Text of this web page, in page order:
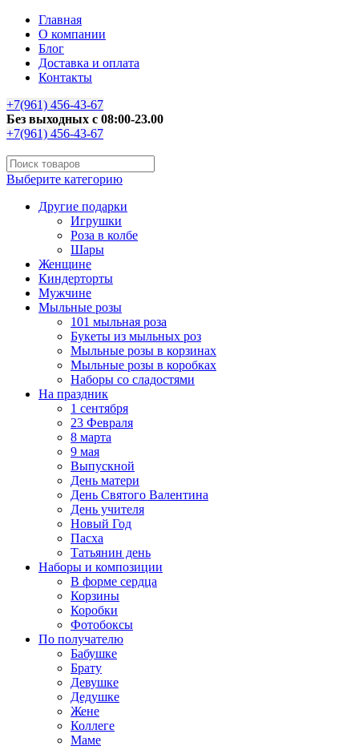
Главная
О компании
Блог
Доставка и оплата
Контакты
+7(961) 456-43-67
Без выходных с 08:00-23.00
+7(961) 456-43-67
Выберите категорию
Другие подарки
Игрушки
Роза в колбе
Шары
Женщине
Киндерторты
Мужчине
Мыльные розы
101 мыльная роза
Букеты из мыльных роз
Мыльные розы в корзинах
Мыльные розы в коробках
Наборы со сладостями
На праздник
1 сентября
23 Февраля
8 марта
9 мая
Выпускной
День матери
День Святого Валентина
День учителя
Новый Год
Пасха
Татьянин день
Наборы и композиции
В форме сердца
Корзины
Коробки
Фотобоксы
По получателю
Бабушке
Брату
Девушке
Дедушке
Жене
Коллеге
Маме